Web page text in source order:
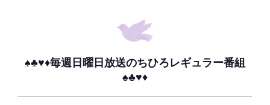
♠♣♥♦毎週日曜日放送のちひろレギュラー番組
♠♣♥♦